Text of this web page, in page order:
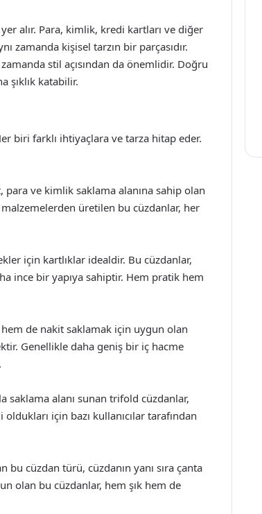
alır. Para, kimlik, kredi kartları ve diğer
zamanda kişisel tarzın bir parçasıdır.
stil açısından da önemlidir. Doğru
şıklık katabilir.
biri farklı ihtiyaçlara ve tarza hitap eder.
ve kimlik saklama alanına sahip olan
malzemelerden üretilen bu cüzdanlar, her
için kartlıklar idealdir. Bu cüzdanlar,
ince bir yapıya sahiptir. Hem pratik hem
de nakit saklamak için uygun olan
Genellikle daha geniş bir iç hacme
saklama alanı sunan trifold cüzdanlar,
için bazı kullanıcılar tarafından
bu cüzdan türü, cüzdanın yanı sıra çanta
olan bu cüzdanlar, hem şık hem de